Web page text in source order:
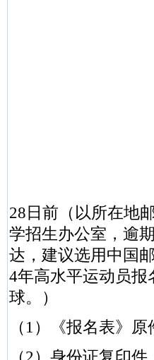
28日前（以所在地
学招生办公室，逾
达，建议选用中国
4年高水平运动员
球。）
（1）《报名表》原